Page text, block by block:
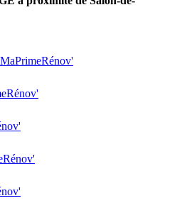
MaPrimeRénov'